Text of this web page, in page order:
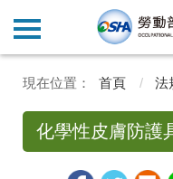
首頁 法
化學性皮膚防護